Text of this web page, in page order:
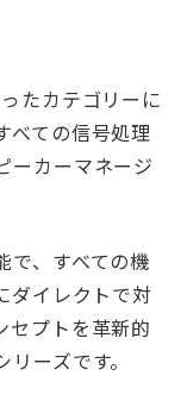
たカテゴリーに
べての信号処理
ーカーマネージ
で、すべての機
ダイレクトで対
セプトを革新的
ーズです。